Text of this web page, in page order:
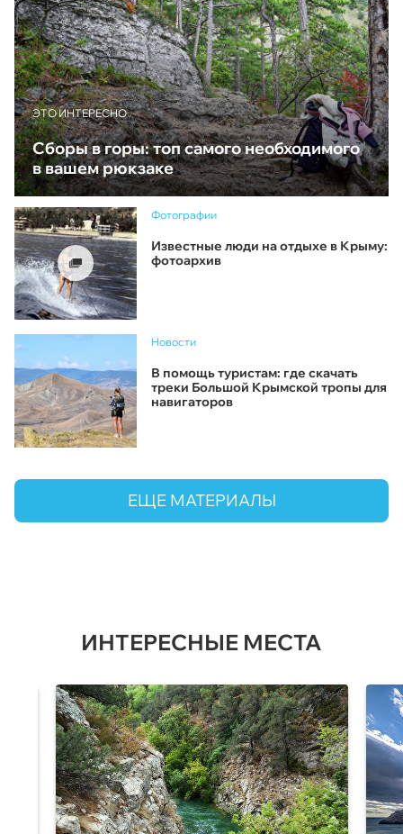
ЭТО ИНТЕРЕСНО
Сборы в горы: топ самого необходимого
в вашем рюкзаке
Фотографии
Известные люди на отдыхе в Крыму:
фотоархив
Новости
В помощь туристам: где скачать
треки Большой Крымской тропы для
навигаторов
ЕЩЕ МАТЕРИАЛЫ
ИНТЕРЕСНЫЕ МЕСТА